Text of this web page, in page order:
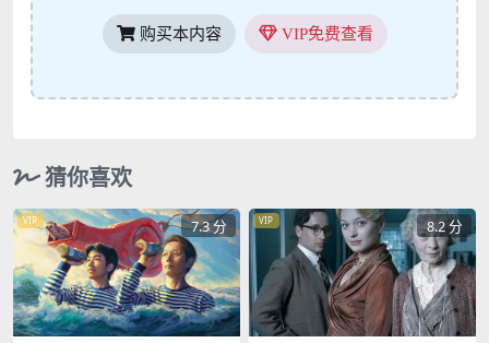
购买本内容 VIP免费查看
猜你喜欢
VIP 7.3 分 VIP 8.2 分